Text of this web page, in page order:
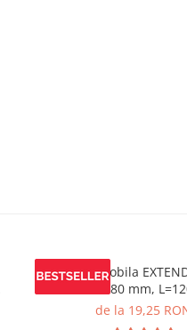
Maner mobila
C=224/448/480 mm,
brushed gold
de la 19,25